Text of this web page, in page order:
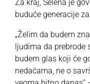
Za kraj, Selena je
buduće generacije
„Želim da budem
ljudima da prebrode
budem glas koji će
nedaćama, ne o